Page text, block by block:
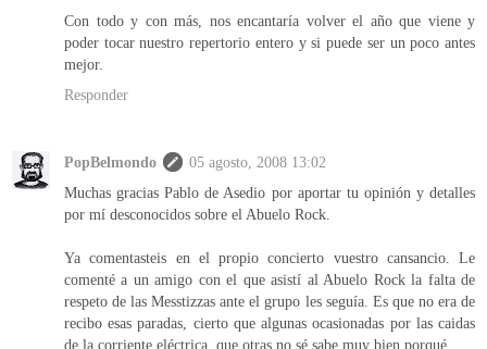
Con todo y con más, nos encantaría volver el año que viene y
poder tocar nuestro repertorio entero y si puede ser un poco antes
mejor.
Responder
PopBelmondo
05 agosto, 2008 13:02
Muchas gracias Pablo de Asedio por aportar tu opinión y detalles
por mí desconocidos sobre el Abuelo Rock.
Ya comentasteis en el propio concierto vuestro cansancio. Le
comenté a un amigo con el que asistí al Abuelo Rock la falta de
respeto de las Messtizzas ante el grupo les seguía. Es que no era de
recibo esas paradas, cierto que algunas ocasionadas por las caidas
de la corriente eléctrica, que otras no sé sabe muy bien porqué.